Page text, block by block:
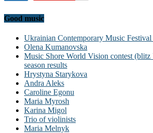
Good music
Ukrainian Contemporary Music
Olena Kumanovska
Music Shore World Vision contest
season results
Hrystyna Starykova
Andra Aleks
Caroline Egonu
Maria Myrosh
Karina Migol
Trio of violinists
Maria Melnyk